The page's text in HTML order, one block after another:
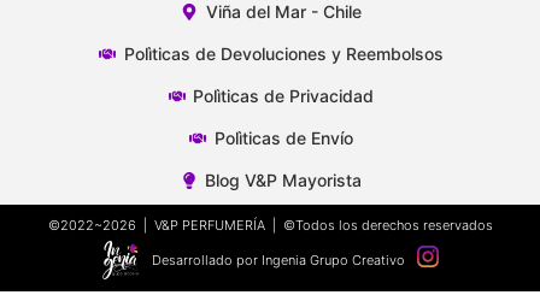
Viña del Mar - Chile
Polìticas de Devoluciones y Reembolsos
Polìticas de Privacidad
Polìticas de Envío
Blog V&P Mayorista
©2022~2026 | V&P PERFUMERÍA | ©Todos los derechos reservados
Desarrollado por Ingenia Grupo Creativo